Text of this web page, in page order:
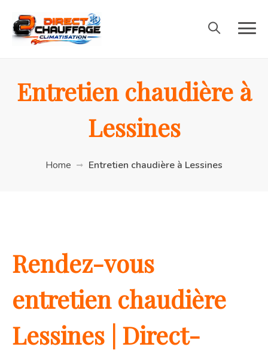
Entretien chaudière à
Lessines
Home Entretien chaudière à Lessines
Rendez-vous
entretien chaudière
Lessines | Direct-